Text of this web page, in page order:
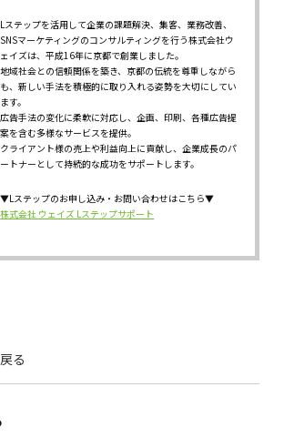
Lステップを活用して企業の課題解決、集客、業務改善、
SNSマーケティングのコンサルティングを行う株式会社ウ
ェイズは、平成16年に京都で創業しました。
地域社会との信頼関係を築き、京都の伝統を尊重しながら
も、新しい手法を積極的に取り入れる姿勢を大切にしてい
ます。
広告手法の変化に柔軟に対応し、企画、印刷、各種広告提
案を含む多様なサービスを提供。
クライアント様の売上や利益向上に貢献し、企業成長のパ
ートナーとして持続的な成功をサポートします。
▼Lステップのお申し込み・お問い合わせはこちら▼
株式会社 ウェイズ Lステップサポート
る